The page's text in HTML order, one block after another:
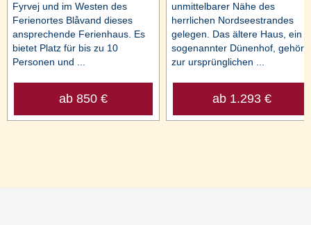
Fyrvej und im Westen des
Ferienortes Blåvand dieses
ansprechende Ferienhaus. Es
bietet Platz für bis zu 10
Personen und ...
ab 850 €
unmittelbarer Nähe des
herrlichen Nordseestrandes
gelegen. Das ältere Haus, ein
sogenannter Dünenhof,
zur ursprünglichen ...
ab 1.293 €